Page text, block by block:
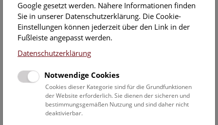
Veranstaltungskalender
Informationen zu Gruppen,- Kindergarten- und
Schulprogrammen finden Siehier
Datumsfilter
1.5.2019
Google gesetzt werden. Nähere Informationen finden
Sie in unserer Datenschutzerklärung. Die Cookie-
Einstellungen können jederzeit über den Link in der
Fußleiste angepasst werden.
Datenschutzerklärung
Notwendige Cookies
Cookies dieser Kategorie sind für die Grundfunktionen
der Website erforderlich. Sie dienen der sicheren und
bestimmungsgemäßen Nutzung und sind daher nicht
deaktivierbar.